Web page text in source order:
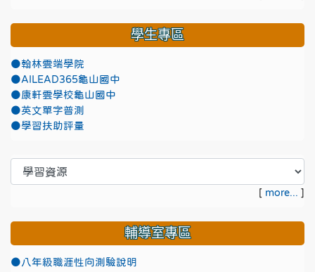
學生專區
●翰林雲端學院
●AILEAD365龜山國中
●康軒雲學校龜山國中
●英文單字普測
●學習扶助評量
[ more... ]
輔導室專區
●八年級職涯性向測驗說明